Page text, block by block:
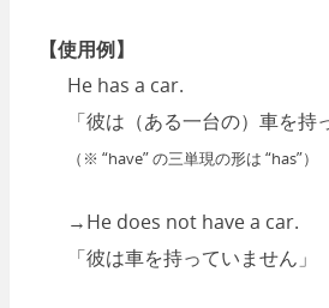
【使用例】
He has a car.
「彼は（ある一台の）車を持
（※ “have” の三単現の形は “has”）
→He does not have a car.
「彼は車を持っていません」